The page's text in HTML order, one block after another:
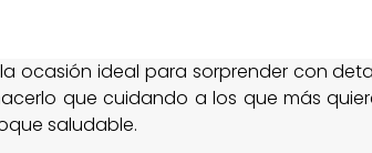
ocasión ideal para sorprender con
que cuidando a los que más
saludable.